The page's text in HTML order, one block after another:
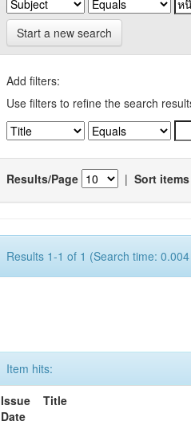
Start a new search
Add filters:
Use filters to refine the search
Results/Page | Sort
Results 1-1 of 1 (Search time:
Item hits:
Issue
Date
Title